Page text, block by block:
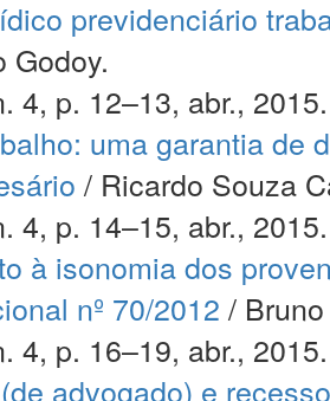
previdenciário
Godoy.
4, p. 12–13, abr., 2015.
uma garantia de
/ Ricardo Souza
4, p. 14–15, abr., 2015.
à isonomia dos
nº 70/2012 /
4, p. 16–19, abr., 2015.
advogado) e